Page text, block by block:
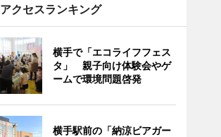
アクセスランキング
横手で「エコライフフェス
タ」 親子向け体験会やゲ
ームで環境問題啓発
横手駅前の「納涼ビアガー